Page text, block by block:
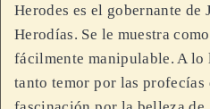
Herodes es el gobernante de
Herodías. Se le muestra
fácilmente manipulable. A lo
tanto temor por las profecías